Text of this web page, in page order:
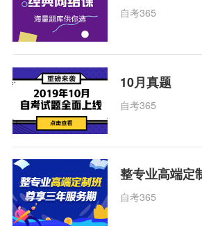
自考365
10月真题
自考365
整专业高端定
自考365